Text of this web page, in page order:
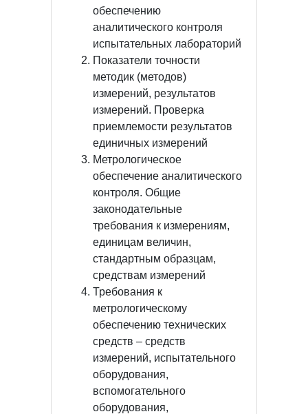
обеспечению
аналитического контроля
испытательных лабораторий
Показатели точности
методик (методов)
измерений, результатов
измерений. Проверка
приемлемости результатов
единичных измерений
Метрологическое
обеспечение аналитического
контроля. Общие
законодательные
требования к измерениям,
единицам величин,
стандартным образцам,
средствам измерений
Требования к
метрологическому
обеспечению технических
средств – средств
измерений, испытательного
оборудования,
вспомогательного
оборудования,